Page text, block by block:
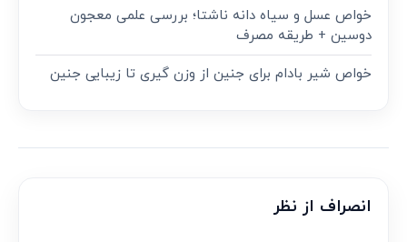
خواص عسل و سیاه دانه ناشتا؛ بررسی علمی معجون
دوسین + طریقه مصرف
خواص شیر بادام برای جنین از وزن گیری تا زیبایی جنین
انصراف از نظر